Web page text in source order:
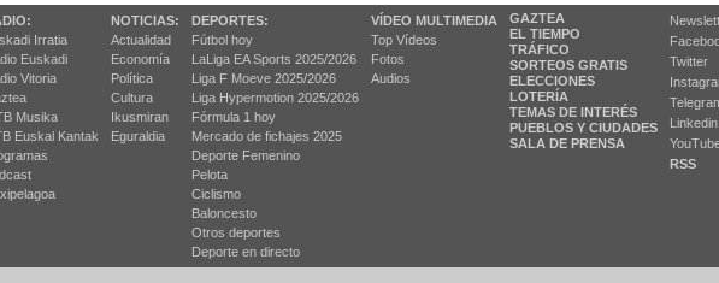
Irratia
Euskadi
Vitoria
Musika
Euskal Kantak
NOTICIAS:
Actualidad
Economía
Política
Cultura
Ikusmiran
Eguraldia
DEPORTES:
Fútbol hoy
LaLiga EA Sports 2025/2026
Liga F Moeve 2025/2026
Liga Hypermotion 2025/2026
Fórmula 1 hoy
Mercado de fichajes 2025
Deporte Femenino
Pelota
Ciclismo
Baloncesto
Otros deportes
Deporte en directo
VÍDEO MULTIMEDIA
Top Vídeos
Fotos
Audios
GAZTEA
EL TIEMPO
TRÁFICO
SORTEOS GRATIS
ELECCIONES
LOTERÍA
TEMAS DE INTERÉS
PUEBLOS Y CIUDADES
SALA DE PRENSA
Twitter
Linkedin
RSS